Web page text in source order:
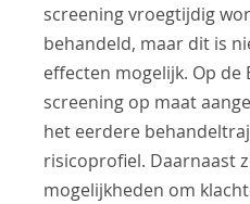
screening vroegtijdig
behandeld, maar dit is
effecten mogelijk. Op de
screening op maat
het eerdere
risicoprofiel. Daarnaast
mogelijkheden om